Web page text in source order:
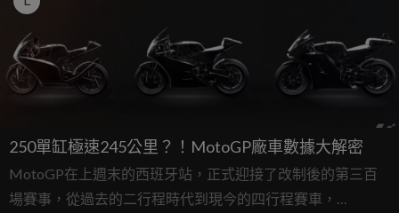
250單缸極速245公里？！MotoGP廠車數據大解密
MotoGP在上週末的西班牙站，正式迎接了改制後的第三百
場賽事，從過去的二行程時代到現今的四行程賽車，